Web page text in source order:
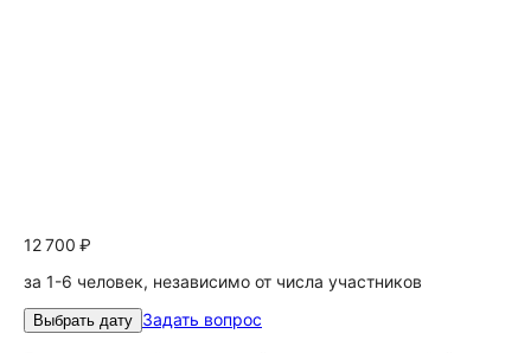
12 700 ₽
за 1-6 человек, независимо от числа участников
Выбрать дату Задать вопрос